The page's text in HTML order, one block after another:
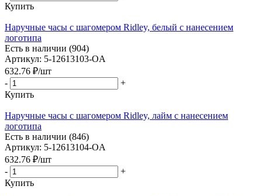
Купить
Наручные часы с шагомером Ridley, белый с нанесением
логотипа
Есть в наличии (904)
Артикул: 5-12613103-OA
632.76 ₽/шт
-
+
Купить
Наручные часы с шагомером Ridley, лайм с нанесением
логотипа
Есть в наличии (846)
Артикул: 5-12613104-OA
632.76 ₽/шт
-
+
Купить